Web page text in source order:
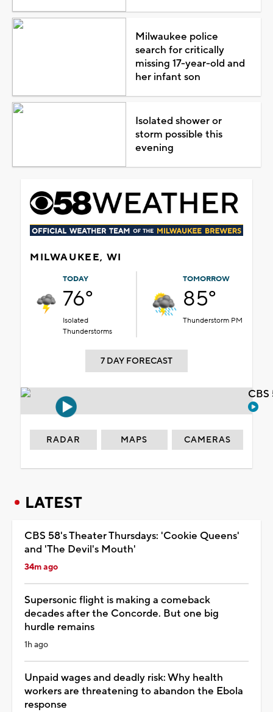
Milwaukee police
search for critically
missing 17-year-old and
her infant son
Isolated shower or
storm possible this
evening
MILWAUKEE, WI
TODAY
76°
Isolated
Thunderstorms
TOMORROW
85°
Thunderstorm PM
7 DAY FORECAST
RADAR MAPS CAMERAS
LATEST
CBS 58's Theater Thursdays: 'Cookie Queens'
and 'The Devil's Mouth'
34m ago
Supersonic flight is making a comeback
decades after the Concorde. But one big
hurdle remains
1h ago
Unpaid wages and deadly risk: Why health
workers are threatening to abandon the Ebola
response